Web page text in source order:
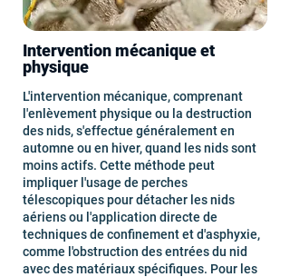
Intervention mécanique et
physique
L'intervention mécanique, comprenant
l'enlèvement physique ou la destruction
des nids, s'effectue généralement en
automne ou en hiver, quand les nids sont
moins actifs. Cette méthode peut
impliquer l'usage de perches
télescopiques pour détacher les nids
aériens ou l'application directe de
techniques de confinement et d'asphyxie,
comme l'obstruction des entrées du nid
avec des matériaux spécifiques. Pour les